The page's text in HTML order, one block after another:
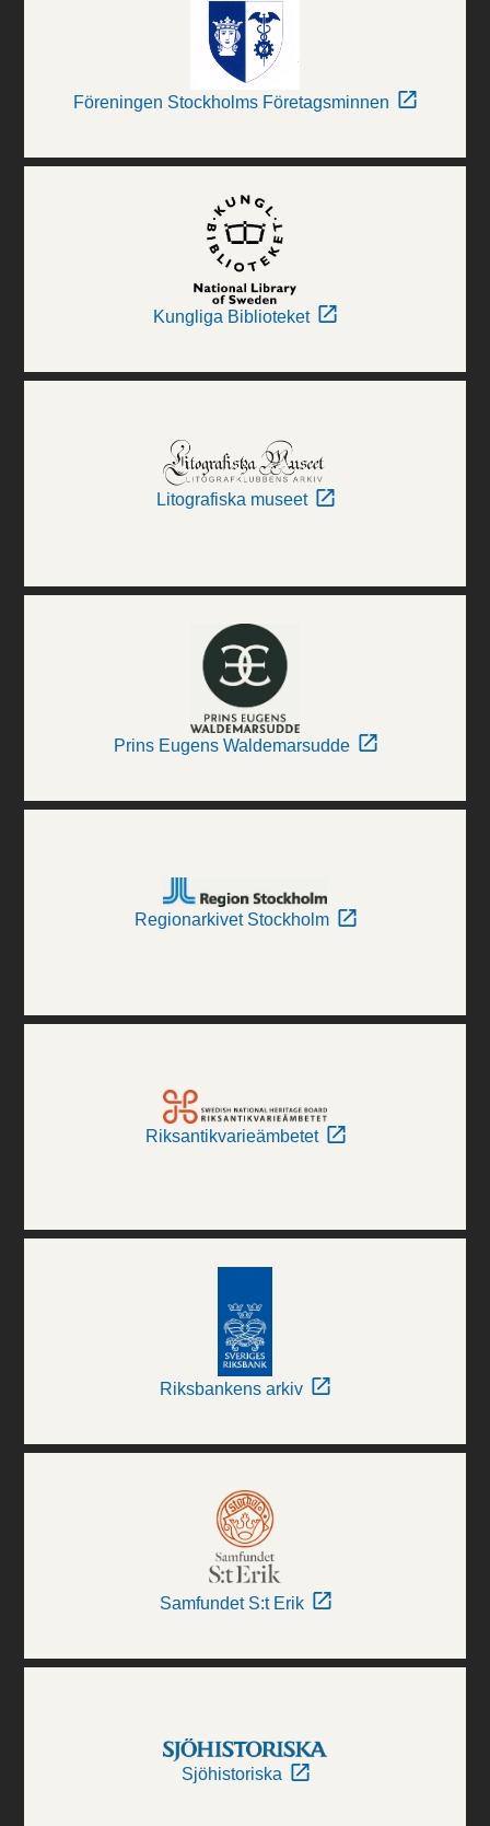
Föreningen Stockholms Företagsminnen
Kungliga Biblioteket
Litografiska museet
Prins Eugens Waldemarsudde
Regionarkivet Stockholm
Riksantikvarieämbetet
Riksbankens arkiv
Samfundet S:t Erik
Sjöhistoriska